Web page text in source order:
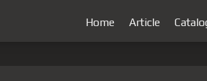
Home Article